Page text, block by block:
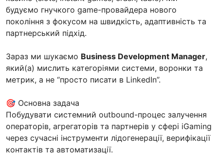
будуємо гнучкого game-провайдера нового
покоління з фокусом на швидкість, адаптивність та
партнерський підхід.
Зараз ми шукаємо Business Development Manager,
який(а) мислить категоріями системи, воронки та
метрик, а не “просто писати в LinkedIn”.
🎯 Основна задача
Побудувати системний outbound-процес залучення
операторів, агрегаторів та партнерів у сфері iGaming
через сучасні інструменти лідогенерації, верифікації
контактів та автоматизації.